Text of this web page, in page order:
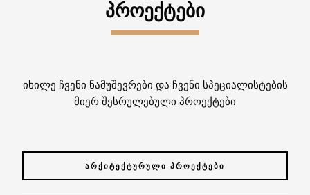
ᲞᲠᲝᲔᲥᲢᲔᲑᲘ
იხილე ჩვენი ნამუშევრები და ჩვენი სპეციალისტების
მიერ შესრულებული პროექტები
ᲐᲠᲥᲘᲢᲔᲥᲢᲣᲠᲣᲚᲘ ᲞᲠᲝᲔᲥᲢᲔᲑᲘ